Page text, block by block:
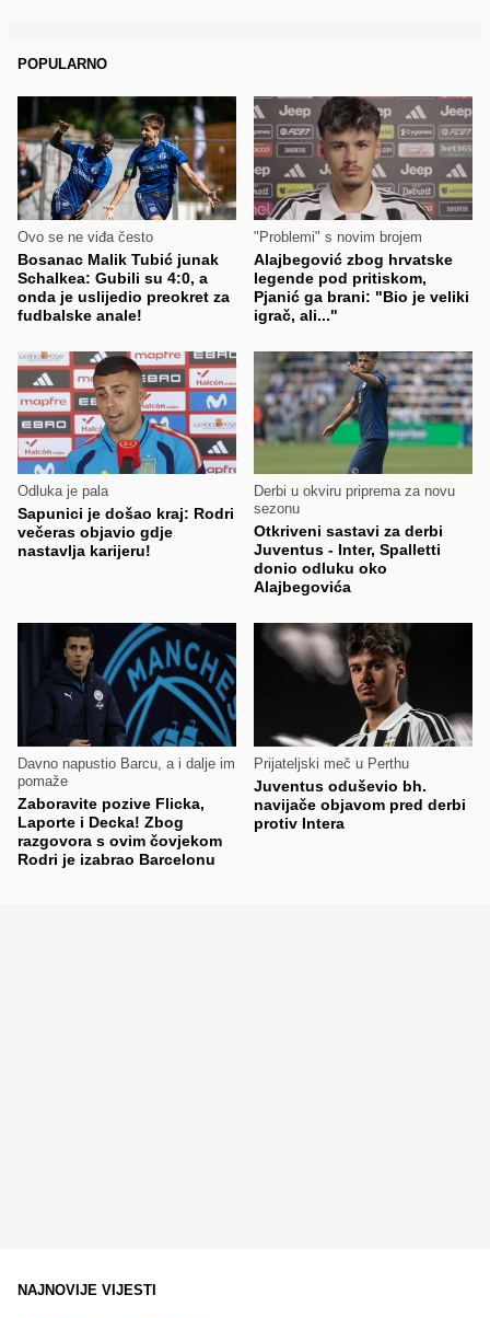
POPULARNO
Ovo se ne viđa često
Bosanac Malik Tubić junak
Schalkea: Gubili su 4:0, a
onda je uslijedio preokret za
fudbalske anale!
"Problemi" s novim brojem
Alajbegović zbog hrvatske
legende pod pritiskom,
Pjanić ga brani: "Bio je veliki
igrač, ali..."
Odluka je pala
Sapunici je došao kraj: Rodri
večeras objavio gdje
nastavlja karijeru!
Derbi u okviru priprema za novu
sezonu
Otkriveni sastavi za derbi
Juventus - Inter, Spalletti
donio odluku oko
Alajbegovića
Davno napustio Barcu, a i dalje im
pomaže
Zaboravite pozive Flicka,
Laporte i Decka! Zbog
razgovora s ovim čovjekom
Rodri je izabrao Barcelonu
Prijateljski meč u Perthu
Juventus oduševio bh.
navijače objavom pred derbi
protiv Intera
NAJNOVIJE VIJESTI